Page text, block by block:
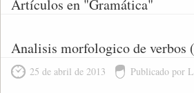
Artículos en "Gramática"
Analisis morfologico de verbos
25 de abril de 2013 Publicado por